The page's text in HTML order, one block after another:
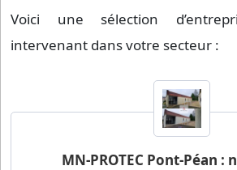
Voici une sélection
intervenant dans votre secteur :
MN-PROTEC Pont-Péan :